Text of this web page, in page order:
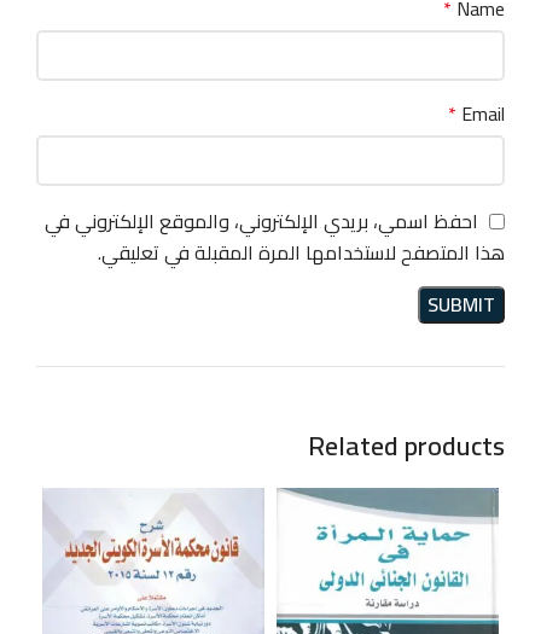
Name
*
Email
*
احفظ اسمي، بريدي الإلكتروني، والموقع الإلكتروني في
هذا المتصفح لاستخدامها المرة المقبلة في تعليقي.
Related products